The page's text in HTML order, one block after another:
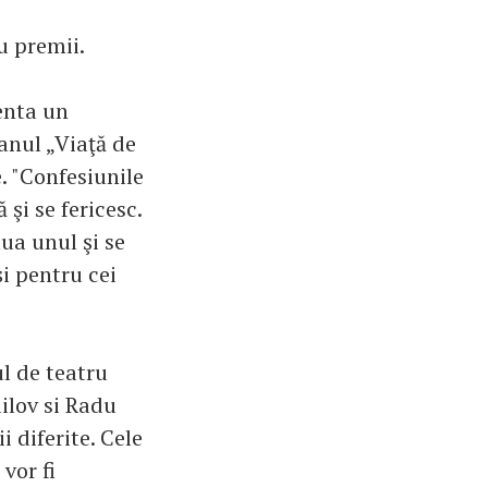
premii.
un
„Viaţă de
"Confesiunile
şi se fericesc.
unul şi se
pentru cei
de teatru
si Radu
diferite. Cele
vor fi